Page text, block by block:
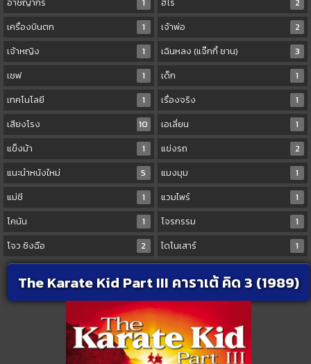
เครื่องบินตก
1 เจ้าพ่อ
2
เจ้าหญิง
1 เฉินหลง (แจ๊กกี้ ชาน)
3
เชฟ
1 เด็ก
1
เทคโนโลยี
1 เรื่องจริง
1
เสียงโรง
10 เอเลี่ยน
1
แข็งม้า
1 แข่งรถ
2
แนะนำหนังใหม่
5 แมงมุม
1
แม่ชี
1 แวมไพร์
1
โคนัน
1 โจรกรรม
1
โจว ซิงฉือ
2 ไดโนเสาร์ 1
The Karate Kid Part III คาราเต้ คิด 3 (1989)